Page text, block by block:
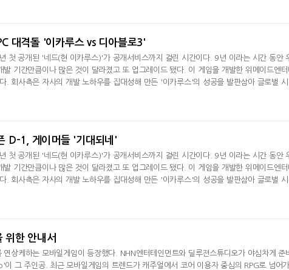
대격돌 '이카루스 vs 디아블로3'
첫 공개된 '네드(현 이카루스)'가 공개서비스까지 걸린 시간이다. 9년 이라는 시간 동안
발 기간만큼이나 많은 것이 달라졌고 또 업그레이드 됐다. 이 게임을 개발한 위메이드엔터
. 회사측은 자사의 개발 노하우를 집대성해 만든 '이카루스'의 성공을 발판삼아 글로벌 시
D-1, 게이머들 '기대되네'
첫 공개된 '네드(현 이카루스)'가 공개서비스까지 걸린 시간이다. 9년 이라는 시간 동안
발 기간만큼이나 많은 것이 달라졌고 또 업그레이드 됐다. 이 게임을 개발한 위메이드엔터
. 회사측은 자사의 개발 노하우를 집대성해 만든 '이카루스'의 성공을 발판삼아 글로벌 시
위한 안내서
상케하는 모바일게임이 등장했다. NHN엔터테인먼트와 딜루젼스튜디오가 야심차게 준비
그 주인공. 최근 모바일게임의 트렌드가 캐주얼에서 코어 이용자 중심의 RPG로 넘어